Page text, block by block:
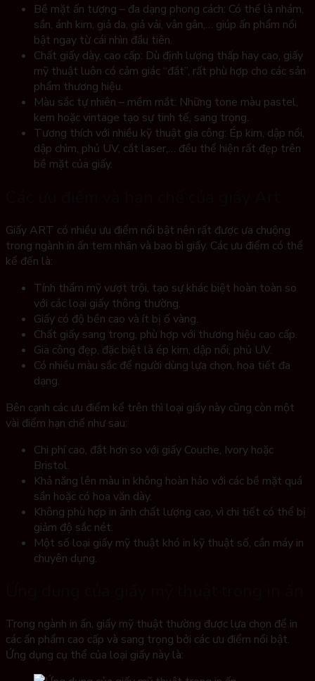
Bề mặt ấn tượng – đa dạng phong cách: Có thể là nhám,
sần, ánh kim, giả da, giả vải, vân gân,… giúp ấn phẩm nổi
bật ngay từ cái nhìn đầu tiên.
Chất giấy dày, cao cấp: Dù định lượng thấp hay cao, giấy
mỹ thuật luôn có cảm giác “đắt”, rất phù hợp cho các sản
phẩm thương hiệu.
Màu sắc tự nhiên – mềm mắt: Những tone màu pastel,
kem hoặc vintage tạo sự tinh tế, sang trọng.
Tương thích với nhiều kỹ thuật gia công: Ép kim, dập nổi,
dập chìm, phủ UV, cắt laser,… đều thể hiện rất đẹp trên
bề mặt của giấy.
Giấy ART có nhiều ưu điểm nổi bật nên rất được ưa chuộng
trong ngành in ấn tem nhãn và bao bì giấy. Các ưu điểm có thể
kể đến là:
Tính thẩm mỹ vượt trội, tạo sự khác biệt hoàn toàn so
với các loại giấy thông thường.
Giấy có độ bền cao và ít bị ố vàng.
Chất giấy sang trọng, phù hợp với thương hiệu cao cấp.
Gia công đẹp, đặc biệt là ép kim, dập nổi, phủ UV.
Có nhiều màu sắc để người dùng lựa chọn, họa tiết đa
dạng.
Bên cạnh các ưu điểm kể trên thì loại giấy này cũng còn một
vài điểm hạn chế như sau:
Chi phí cao, đắt hơn so với giấy Couche, Ivory hoặc
Bristol.
Khả năng lên màu in không hoàn hảo với các bề mặt quá
sần hoặc có hoa văn dày.
Không phù hợp in ảnh chất lượng cao, vì chi tiết có thể bị
giảm độ sắc nét.
Một số loại giấy mỹ thuật khó in kỹ thuật số, cần máy in
chuyên dụng.
Trong ngành in ấn, giấy mỹ thuật thường được lựa chọn để in
các ấn phẩm cao cấp và sang trọng bởi các ưu điểm nổi bật.
Ứng dụng cụ thể của loại giấy này là: